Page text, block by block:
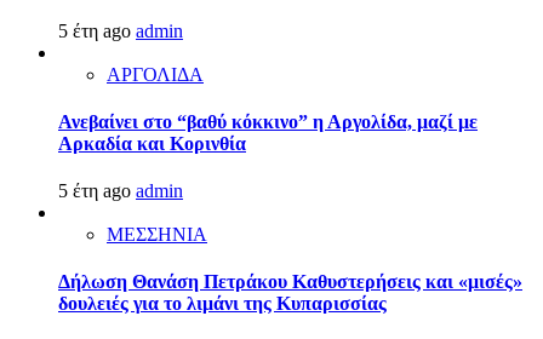
5 έτη ago admin
ΑΡΓΟΛΙΔΑ
Ανεβαίνει στο “βαθύ κόκκινο” η Αργολίδα, μαζί με
Αρκαδία και Κορινθία
5 έτη ago admin
ΜΕΣΣΗΝΙΑ
Δήλωση Θανάση Πετράκου Καθυστερήσεις και «μισές»
δουλειές για το λιμάνι της Κυπαρισσίας